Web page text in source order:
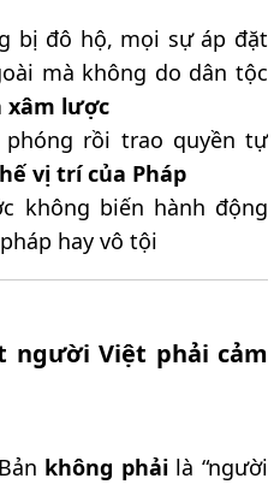
bị đô hộ, mọi sự áp đặt
mà không do dân tộc
xâm lược
rồi trao quyền tự
vị trí của Pháp
không biến hành động
hay vô tội
người Việt phải cảm
không phảilà “người